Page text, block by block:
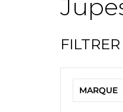
MARQUE
Crâne